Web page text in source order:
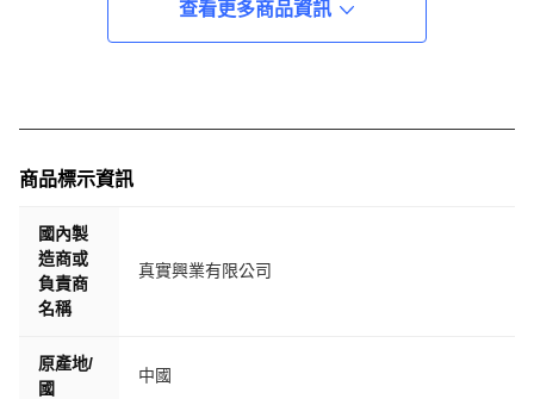
查看更多商品資訊
商品標示資訊
國內製
造商或
負責商
名稱
真實興業有限公司
原產地/
國
中國